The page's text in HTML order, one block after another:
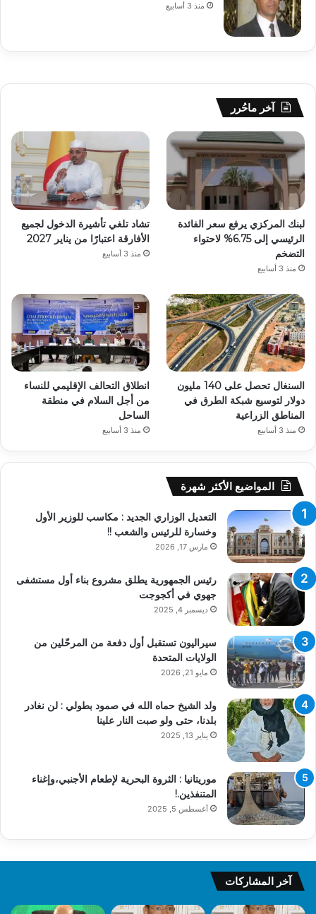
منذ 3 أسابيع
آخر ماحُرر
لبنك المركزي يرفع سعر الفائدة
الرئيسي إلى 6.75% لاحتواء
التضخم
منذ 3 أسابيع
تشاد تلغي تأشيرة الدخول لجميع
الأفارقة اعتبارًا من يناير 2027
منذ 3 أسابيع
السنغال تحصل على 140 مليون
دولار لتوسيع شبكة الطرق في
المناطق الزراعية
منذ 3 أسابيع
انطلاق التحالف الإقليمي للنساء
من أجل السلام في منطقة
الساحل
منذ 3 أسابيع
المواضيع الأكثر شهرة
التعديل الوزاري الجديد : مكاسب للوزير الأول
وخسارة للرئيس والشعب !!
مارس 17, 2026
رئيس الجمهورية يطلق مشروع بناء أول مستشفى
جهوي في أكجوجت
ديسمبر 4, 2025
سيراليون تستقبل أول دفعة من المرحّلين من
الولايات المتحدة
مايو 21, 2026
ولد الشيخ حماه الله في صمود بطولي : لن نغادر
بلدنا، حتى ولو صبت النار علينا
يناير 13, 2025
موريتانيا : الثروة البحرية لإطعام الأجنبي،وإغناء
المتنفذين.!
أغسطس 5, 2025
آخر المشاركات